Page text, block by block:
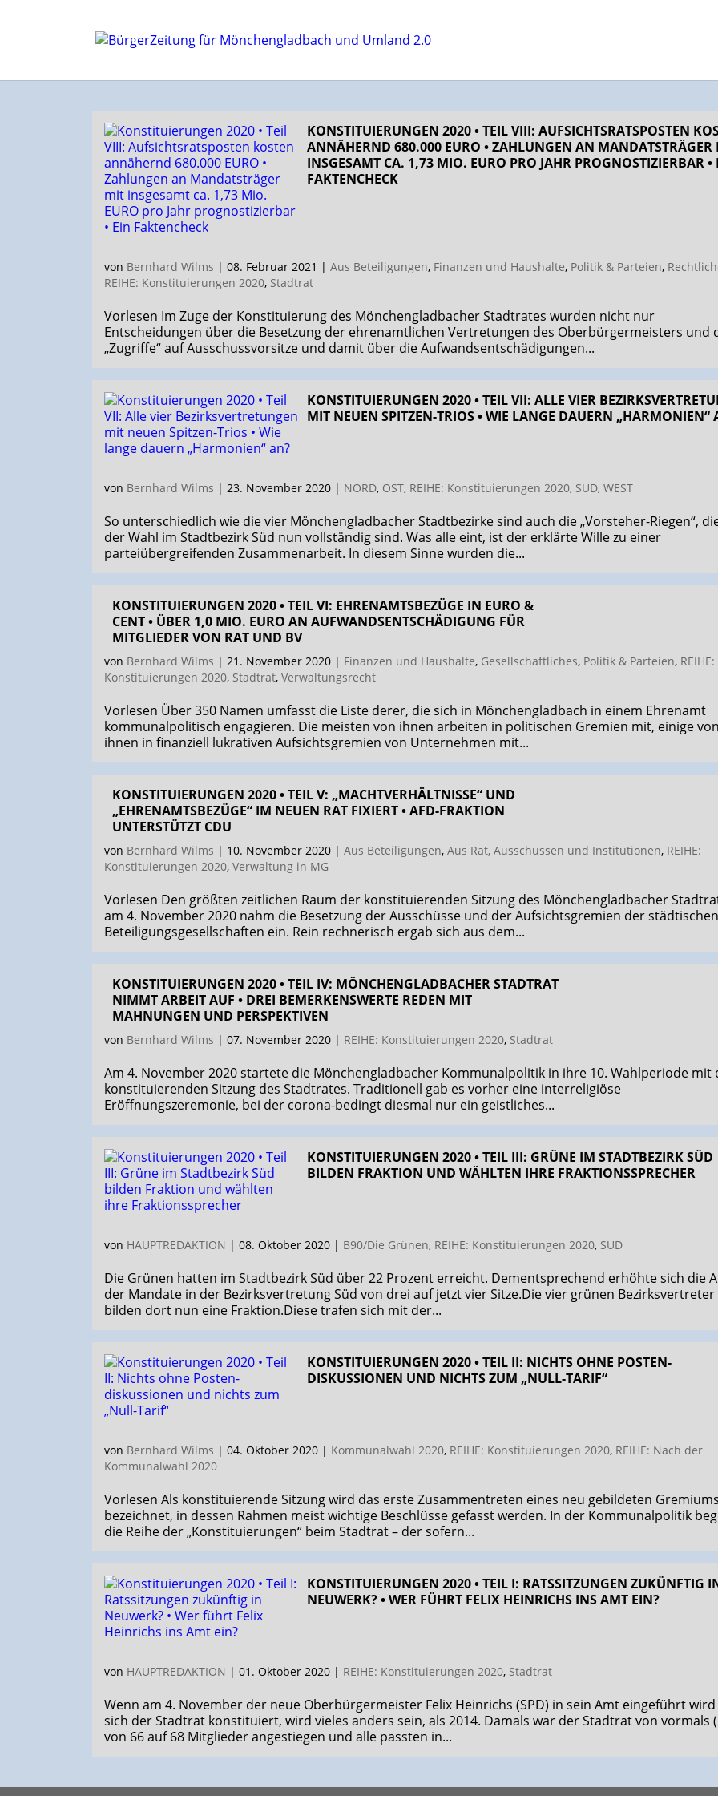
KONSTITUIERUNGEN 2020 • TEIL VIII: AUFSICHTSRATS­POSTEN
ANNÄHERND 680.000 EURO • ZAHLUNGEN AN MANDATS­TRÄGER
INSGESAMT CA. 1,73 MIO. EURO PRO JAHR PROGNOSTIZIERBAR •
FAKTENCHECK
von Bernhard Wilms | 08. Februar 2021 | Aus Beteiligungen, Finanzen und Haushalte, Politik & Parteien,
REIHE: Konstituierungen 2020, Stadtrat
Vorlesen Im Zuge der Konstituierung des Mönchengladbacher Stadtrates wurden nicht nur
Entscheidungen über die Besetzung der ehrenamtlichen Vertretungen des Oberbürgermeisters und
„Zugriffe“ auf Ausschuss­vorsitze und damit über die Aufwandsentschädigungen...
KONSTITUIERUNGEN 2020 • TEIL VII: ALLE VIER
MIT NEUEN SPITZEN-TRIOS • WIE LANGE DAUERN „HARMONIEN“
von Bernhard Wilms | 23. November 2020| NORD, OST, REIHE: Konstituierungen 2020, SÜD, WEST
So unterschiedlich wie die vier Mönchengladbacher Stadtbezirke sind auch die „Vorsteher-Riegen“,
der Wahl im Stadtbezirk Süd nun vollständig sind. Was alle eint, ist der erklärte Wille zu einer
parteiübergreifenden Zusammenarbeit. In diesem Sinne wurden die...
KONSTITUIERUNGEN 2020 • TEIL VI: EHREN­AMTS­BEZÜGE IN EURO &
CENT • ÜBER 1,0 MIO. EURO AN AUFWANDS­ENT­SCHÄDIGUNG FÜR
MITGLIEDER VON RAT UND BV
von Bernhard Wilms | 21. November 2020| Finanzen und Haushalte, Gesellschaftliches, Politik & Parteien, REIHE:
Konstituierungen 2020, Stadtrat, Verwaltungsrecht
Vorlesen Über 350 Namen umfasst die Liste derer, die sich in Mönchengladbach in einem Ehrenamt
kommunal­politisch engagieren. Die meisten von ihnen arbeiten in politischen Gremien mit, einige von
ihnen in finanziell lukrativen Aufsichtsgremien von Unternehmen mit...
KONSTITUIERUNGEN 2020 • TEIL V: „MACHTVERHÄLTNISSE“ UND
„EHRENAMTSBEZÜGE“ IM NEUEN RAT FIXIERT • AFD-FRAKTION
UNTERSTÜTZT CDU
von Bernhard Wilms | 10. November 2020| Aus Beteiligungen, Aus Rat, Ausschüssen und Institutionen, REIHE:
Konstituierungen 2020, Verwaltung in MG
Vorlesen Den größten zeitlichen Raum der konstituierenden Sitzung des Mönchengladbacher
am 4. November 2020 nahm die Besetzung der Ausschüsse und der Aufsichtsgremien der städtischen
Beteiligungsgesellschaften ein. Rein rechnerisch ergab sich aus dem...
KONSTITUIERUNGEN 2020 • TEIL IV: MÖNCHENGLADBACHER STADTRAT
NIMMT ARBEIT AUF • DREI BEMERKENSWERTE REDEN MIT
MAHNUNGEN UND PERSPEKTIVEN
von Bernhard Wilms | 07. November 2020| REIHE: Konstituierungen 2020, Stadtrat
Am 4. November 2020 startete die Mönchengladbacher Kommunalpolitik in ihre 10. Wahlperiode mit
konstituierenden Sitzung des Stadtrates. Traditionell gab es vorher eine interreligiöse
Eröffnungszeremonie, bei der corona-bedingt diesmal nur ein geistliches...
KONSTITUIERUNGEN 2020 • TEIL III: GRÜNE IM STADTBEZIRK SÜD
BILDEN FRAKTION UND WÄHLTEN IHRE FRAKTIONSSPRECHER
von HAUPTREDAKTION | 08. Oktober 2020| B90/Die Grünen, REIHE: Konstituierungen 2020, SÜD
Die Grünen hatten im Stadtbezirk Süd über 22 Prozent erreicht. Dementsprechend erhöhte sich die
der Mandate in der Bezirksvertretung Süd von drei auf jetzt vier Sitze.Die vier grünen Bezirksvertreter
bilden dort nun eine Fraktion.Diese trafen sich mit der...
KONSTITUIERUNGEN 2020 • TEIL II: NICHTS OHNE POSTEN­
DISKUSSIONEN UND NICHTS ZUM „NULL-TARIF“
von Bernhard Wilms | 04. Oktober 2020| Kommunalwahl 2020, REIHE: Konstituierungen 2020, REIHE: Nach der
Kommunalwahl 2020
Vorlesen Als konstituierende Sitzung wird das erste Zusammentreten eines neu gebildeten Gremiums
bezeichnet, in dessen Rahmen meist wichtige Beschlüsse gefasst werden. In der Kommunalpolitik
die Reihe der „Konstituierungen“ beim Stadtrat – der sofern...
KONSTITUIERUNGEN 2020 • TEIL I: RATSSITZUNGEN ZUKÜNFTIG
NEUWERK? • WER FÜHRT FELIX HEINRICHS INS AMT EIN?
von HAUPTREDAKTION | 01. Oktober 2020| REIHE: Konstituierungen 2020, Stadtrat
Wenn am 4. November der neue Oberbürgermeister Felix Heinrichs (SPD) in sein Amt eingeführt
sich der Stadtrat konstituiert, wird vieles anders sein, als 2014. Damals war der Stadtrat von vormals
von 66 auf 68 Mitglieder angestiegen und alle passten in...